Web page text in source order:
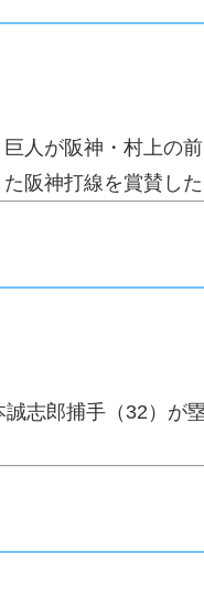
人が阪神・村上の
阪神打線を賞賛した
郎捕手（32）が